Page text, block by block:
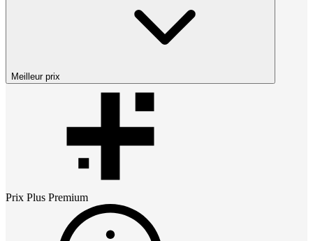
Meilleur prix
Prix Plus Premium